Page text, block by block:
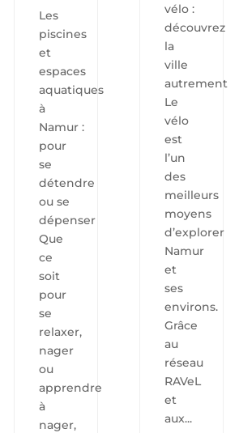
Les
piscines
et
espaces
aquatiques
à
Namur :
pour
se
détendre
ou se
dépenser
Que
ce
soit
pour
se
relaxer,
nager
ou
apprendre
à
nager,
vélo :
découvrez
la
ville
autrement
Le
vélo
est
l’un
des
meilleurs
moyens
d’explorer
Namur
et
ses
environs.
Grâce
au
réseau
RAVeL
et
aux...